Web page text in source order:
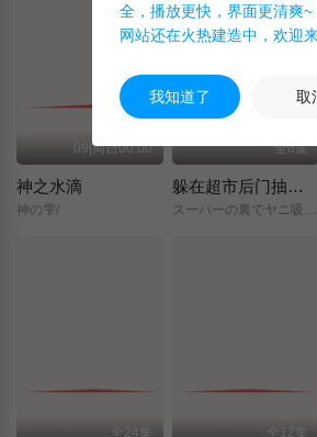
09|周日00:00
神之水滴
神の雫/
全6集
躲在超市后门抽烟的两人
スーパーの裏でヤニ吸うふたり/
全24集 全12集
全，播放更快，界面更清爽~
网站还在火热建造中，欢迎来
我知道了 取